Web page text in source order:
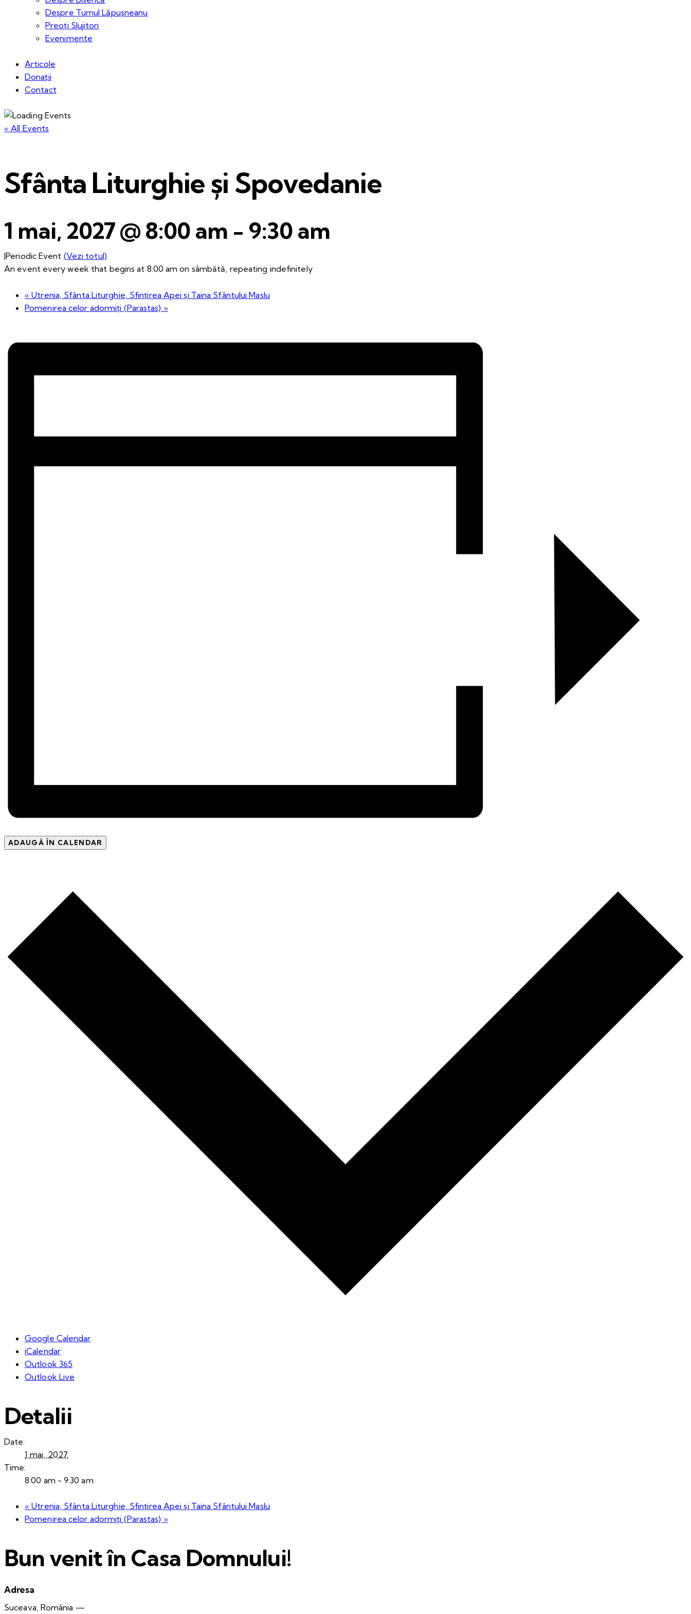
Despre Turnul Lăpușneanu
Preoți Slujitori
Evenimente
Articole
Donații
Contact
« All Events
Sfânta Liturghie și Spovedanie
1 mai, 2027 @ 8:00 am - 9:30 am
|Periodic Event (Vezi totul)
An event every week that begins at 8:00 am on sâmbătă, repeating indefinitely
« Utrenia, Sfânta Liturghie, Sfințirea Apei și Taina Sfântului Maslu
Pomenirea celor adormiți (Parastas) »
ADAUGĂ ÎN CALENDAR
Google Calendar
iCalendar
Outlook 365
Outlook Live
Detalii
Date:
1 mai, 2027
Time:
8:00 am - 9:30 am
« Utrenia, Sfânta Liturghie, Sfințirea Apei și Taina Sfântului Maslu
Pomenirea celor adormiți (Parastas) »
Bun venit în Casa Domnului!
Adresa
Suceava, România —